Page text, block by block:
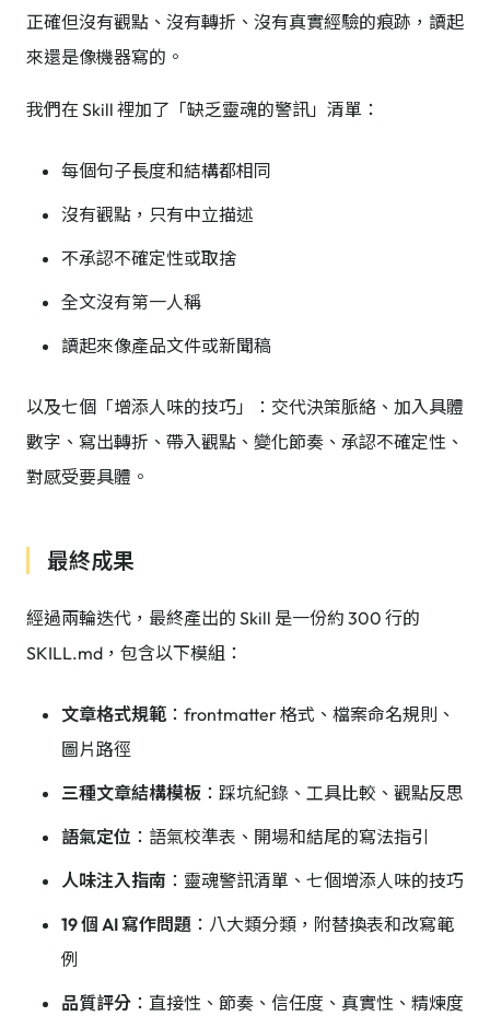
正確但沒有觀點、沒有轉折、沒有真實經驗的痕跡，讀起
來還是像機器寫的。
我們在 Skill 裡加了「缺乏靈魂的警訊」清單：
每個句子長度和結構都相同
沒有觀點，只有中立描述
不承認不確定性或取捨
全文沒有第一人稱
讀起來像產品文件或新聞稿
以及七個「增添人味的技巧」：交代決策脈絡、加入具體
數字、寫出轉折、帶入觀點、變化節奏、承認不確定性、
對感受要具體。
最終成果
經過兩輪迭代，最終產出的 Skill 是一份約 300 行的
SKILL.md，包含以下模組：
文章格式規範 ：frontmatter 格式、檔案命名規則、
圖片路徑
三種文章結構模板 ：踩坑紀錄、工具比較、觀點反思
語氣定位 ：語氣校準表、開場和結尾的寫法指引
人味注入指南 ：靈魂警訊清單、七個增添人味的技巧
19 個 AI 寫作問題 ：八大類分類，附替換表和改寫範
例
品質評分 ：直接性、節奏、信任度、真實性、精煉度